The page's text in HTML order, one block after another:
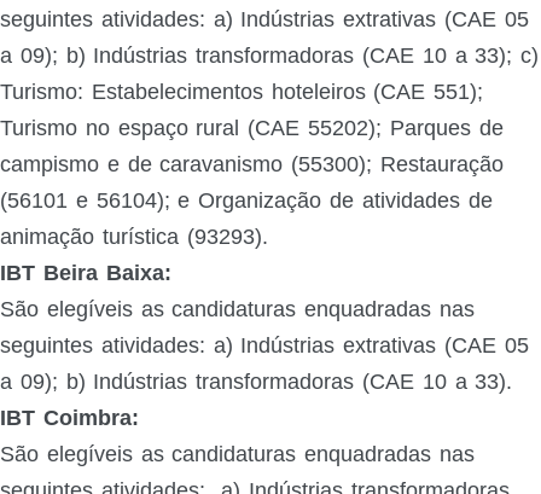
seguintes atividades: a) Indústrias extrativas (CAE 05
a 09); b) Indústrias transformadoras (CAE 10 a 33); c)
Turismo: Estabelecimentos hoteleiros (CAE 551);
Turismo no espaço rural (CAE 55202); Parques de
campismo e de caravanismo (55300); Restauração
(56101 e 56104); e Organização de atividades de
animação turística (93293).
IBT Beira Baixa:
São elegíveis as candidaturas enquadradas nas
seguintes atividades: a) Indústrias extrativas (CAE 05
a 09); b) Indústrias transformadoras (CAE 10 a 33).
IBT Coimbra:
São elegíveis as candidaturas enquadradas nas